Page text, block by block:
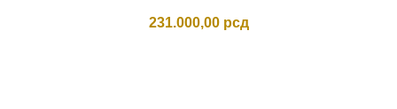
231.000,00 рсд